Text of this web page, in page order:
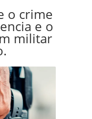
o crime
e o
militar